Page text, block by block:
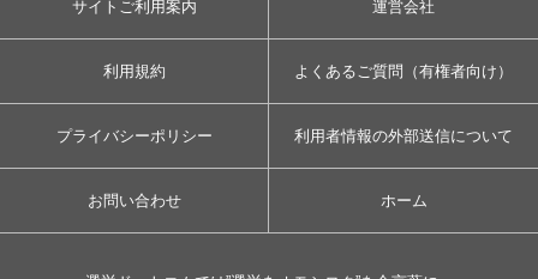
サイトご利用案内 運営会社
利用規約 よくあるご質問（有権者向け）
プライバシーポリシー 利用者情報の外部送信について
お問い合わせ ホーム